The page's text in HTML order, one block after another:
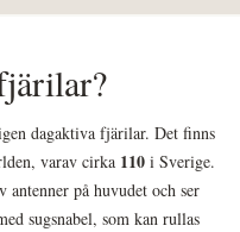
dagaktiva fjärilar. Det finns
varav cirka 110 i Sverige.
på huvudet och ser
sugsnabel, som kan rullas